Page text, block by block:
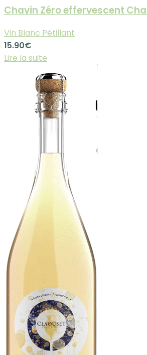
Chavin Zéro effervescent
Vin Blanc Pétillant
15.90€
Lire la suite